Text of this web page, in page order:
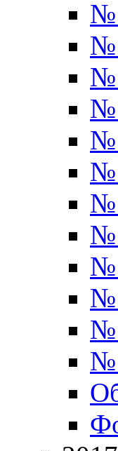
№
№
№
№
№
№
№
№
№
№
№
№